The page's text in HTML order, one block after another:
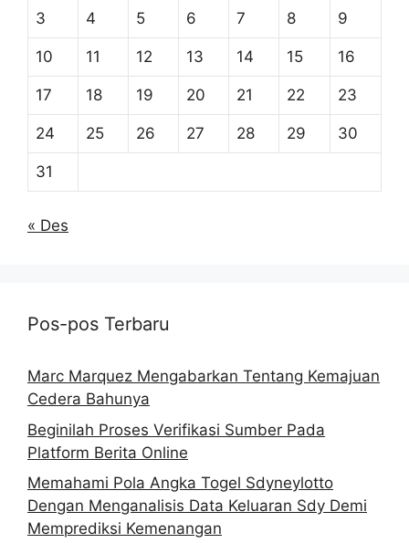
3 4 5 6 7 8 9
10 11 12 13 14 15 16
17 18 19 20 21 22 23
24 25 26 27 28 29 30
31
« Des
Pos-pos Terbaru
Marc Marquez Mengabarkan Tentang Kemajuan
Cedera Bahunya
Beginilah Proses Verifikasi Sumber Pada
Platform Berita Online
Memahami Pola Angka Togel Sdyneylotto
Dengan Menganalisis Data Keluaran Sdy Demi
Memprediksi Kemenangan